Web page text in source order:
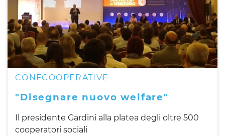
CONFCOOPERATIVE
"Disegnare nuovo welfare"
Il presidente Gardini alla platea degli oltre 500
cooperatori sociali